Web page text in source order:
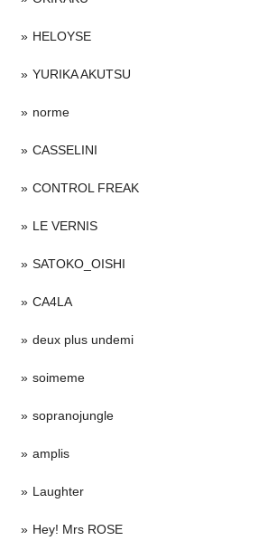
HELOYSE
YURIKA AKUTSU
norme
CASSELINI
CONTROL FREAK
LE VERNIS
SATOKO_OISHI
CA4LA
deux plus undemi
soimeme
sopranojungle
amplis
Laughter
Hey! Mrs ROSE